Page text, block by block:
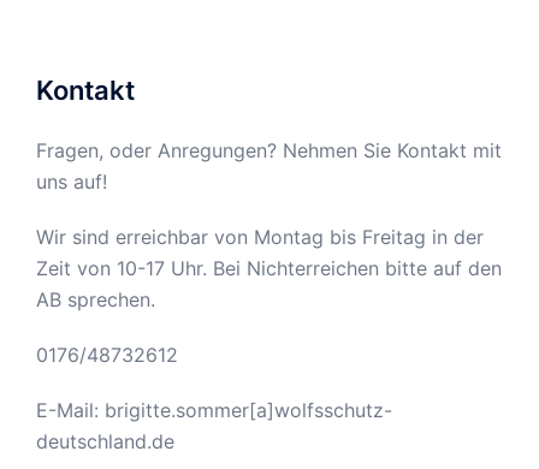
Kontakt
Fragen, oder Anregungen? Nehmen Sie Kontakt mit
uns auf!
Wir sind erreichbar von Montag bis Freitag in der
Zeit von 10-17 Uhr. Bei Nichterreichen bitte auf den
AB sprechen.
0176/48732612
E-Mail: brigitte.sommer[a]wolfsschutz-
deutschland.de